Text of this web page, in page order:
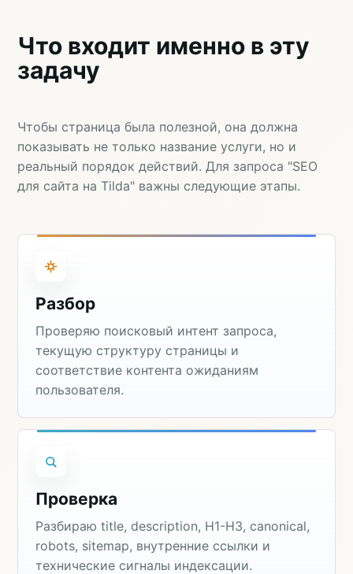
Что входит именно в эту
задачу
Чтобы страница была полезной, она должна
показывать не только название услуги, но и
реальный порядок действий. Для запроса "SEO
для сайта на Tilda" важны следующие этапы.
Разбор
Проверяю поисковый интент запроса,
текущую структуру страницы и
соответствие контента ожиданиям
пользователя.
Проверка
Разбираю title, description, H1-H3, canonical,
robots, sitemap, внутренние ссылки и
технические сигналы индексации.